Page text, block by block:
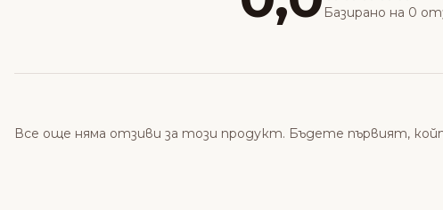
Базирано на 0
Все още няма отзиви за този продукт. Бъдете първият,